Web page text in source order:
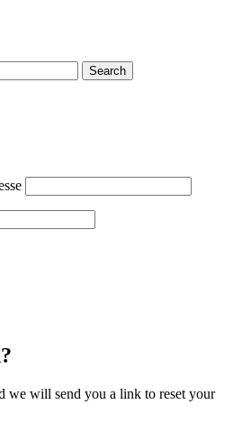
Search
we will send you a link to reset your